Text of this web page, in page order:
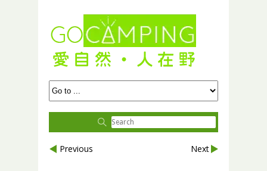
Previous Next